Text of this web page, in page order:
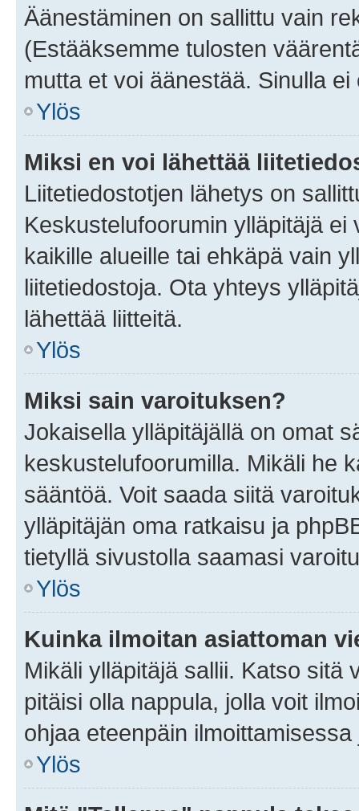
Äänestäminen on sallittu vain
(Estääksemme tulosten
mutta et voi äänestää. Sinulla
Ylös
Miksi en voi lähettää
Liitetiedostotjen lähetys on
Keskustelufoorumin ylläpitäjä
kaikille alueille tai ehkäpä vain
liitetiedostoja. Ota yhteys
lähettää liitteitä.
Ylös
Miksi sain varoituksen?
Jokaisella ylläpitäjällä on omat
keskustelufoorumilla. Mikäli he
sääntöä. Voit saada siitä
ylläpitäjän oma ratkaisu ja
tietyllä sivustolla saamasi
Ylös
Kuinka ilmoitan asiattoman
Mikäli ylläpitäjä sallii. Katso sitä
pitäisi olla nappula, jolla voit
ohjaa eteenpäin
Ylös